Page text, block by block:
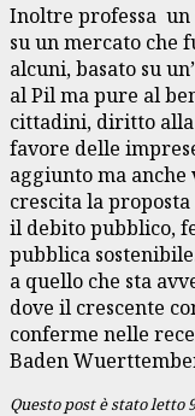
Inoltre professa un
su un mercato che
alcuni, basato su
al Pil ma pure al
cittadini, diritto alla
favore delle
aggiunto ma
crescita la
il debito pubblico,
pubblica
a quello che sta
dove il crescente
conferme nelle
Baden
Questo post è stato letto